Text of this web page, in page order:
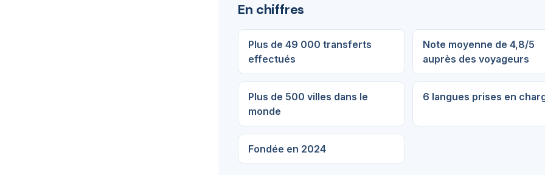
En chiffres
Plus de 49 000 transferts
effectués
Note moyenne de 4,8/5
auprès des voyageurs
Plus de 500 villes dans le
monde
6 langues prises en
Fondée en 2024